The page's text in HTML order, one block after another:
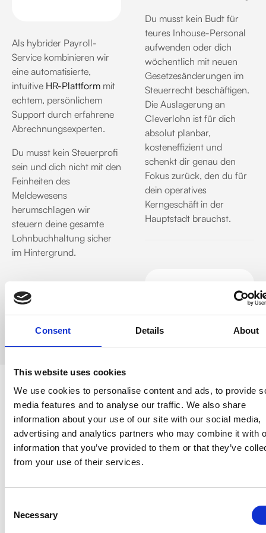
Consent Details About
This website uses cookies
We use cookies to personalise content and ads, to provide
media features and to analyse our traffic. We also share
information about your use of our site with our social media,
advertising and analytics partners who may combine it with
information that you’ve provided to them or that they’ve
from your use of their services.
Selection
Necessary
Als hybrider Payroll-
Service kombinieren wir
eine automatisierte,
intuitive HR-Plattformmit
echtem, persönlichem
Support durch erfahrene
Abrechnungsexperten.
Du musst kein Steuerprofi
sein und dich nicht mit den
Feinheiten des
Meldewesens
herumschlagen wir
steuern deine gesamte
Lohnbuchhaltung sicher
im Hintergrund.
Du musst kein Budt für
teures Inhouse-Personal
aufwenden oder dich
wöchentlich mit neuen
Gesetzesänderungen im
Steuerrecht beschäftigen.
Die Auslagerung an
Cleverlohn ist für dich
absolut planbar,
kosteneffizient und
schenkt dir genau den
Fokus zurück, den du für
dein operatives
Kerngeschäft in der
Hauptstadt brauchst.
LOHN- UND GEHALTSABRECHNUNGSSERVICE
Nicht noch ein Tool.
Ein HR-System +